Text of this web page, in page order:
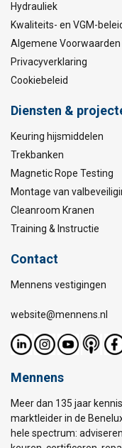
Hydrauliek
Kwaliteits- en VGM-
Algemene Voorwaarden
Privacyverklaring
Cookiebeleid
Diensten &
Keuring hijsmiddelen
Trekbanken
Magnetic Rope Testing
Montage van
Cleanroom Kranen
Training & Instructie
Contact
Mennens vestigingen
website@mennens.nl
Mennens
Meer dan 135 jaar
marktleider in de
hele spectrum: